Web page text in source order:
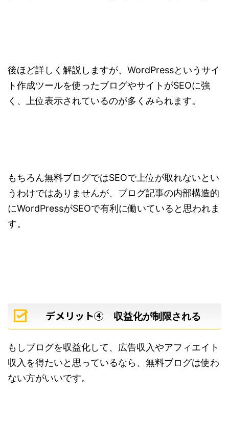
後ほど詳しく解説しますが、WordPressというサイ
ト作成ツールを使ったブログやサイトがSEOに強
く、上位表示されているのが多くみられます。
もちろん無料ブログではSEOで上位が取れないとい
うわけではありませんが、ブログ記事の内部構造的
にWordPressがSEOで有利に働いていると思われま
す。
デメリット④ 収益化が制限される
もしブログを収益化して、広告収入やアフィエイト
収入を得たいと思っているなら、無料ブログは使わ
ない方がいいです。